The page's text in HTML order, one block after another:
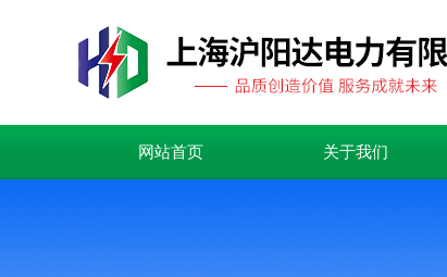
网站首页 关于我们